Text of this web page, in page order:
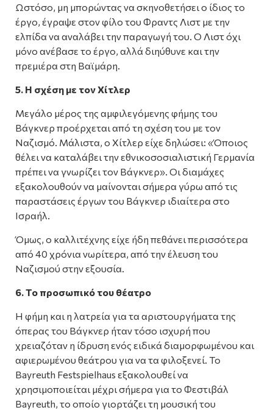
Ωστόσο, μη μπορώντας να σκηνοθετήσει ο ίδιος το
έργο, έγραψε στον φίλο του Φραντς Λιστ με την
ελπίδα να αναλάβει την παραγωγή του. Ο Λιστ όχι
μόνο ανέβασε το έργο, αλλά διηύθυνε και την
πρεμιέρα στη Βαϊμάρη.
5. Η σχέση με τον Χίτλερ
Μεγάλο μέρος της αμφιλεγόμενης φήμης του
Βάγκνερ προέρχεται από τη σχέση του με τον
Ναζισμό. Μάλιστα, ο Χίτλερ είχε δηλώσει: «Όποιος
θέλει να καταλάβει την εθνικοσοσιαλιστική Γερμανία
πρέπει να γνωρίζει τον Βάγκνερ». Οι διαμάχες
εξακολουθούν να μαίνονται σήμερα γύρω από τις
παραστάσεις έργων του Βάγκνερ ιδιαίτερα στο
Ισραήλ.
Όμως, ο καλλιτέχνης είχε ήδη πεθάνει περισσότερα
από 40 χρόνια νωρίτερα, από την έλευση του
Ναζισμού στην εξουσία.
6. Το προσωπικό του θέατρο
Η φήμη και η λατρεία για τα αριστουργήματα της
όπερας του Βάγκνερ ήταν τόσο ισχυρή που
χρειαζόταν η ίδρυση ενός ειδικά διαμορφωμένου και
αφιερωμένου θεάτρου για να τα φιλοξενεί. Το
Bayreuth Festspielhaus εξακολουθεί να
χρησιμοποιείται μέχρι σήμερα για το Φεστιβάλ
Bayreuth, το οποίο γιορτάζει τη μουσική του